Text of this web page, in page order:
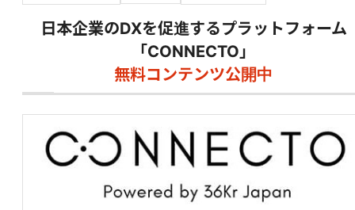
日本企業のDXを促進するプラットフォーム
「CONNECTO」
無料コンテンツ公開中